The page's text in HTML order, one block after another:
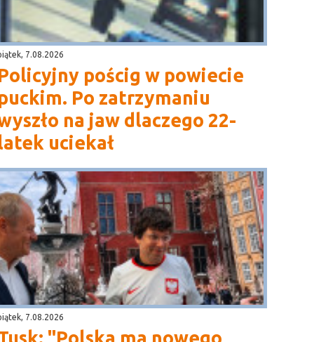
7.08.2026
pościg w powiecie
Po zatrzymaniu
na jaw dlaczego 22-
uciekał
7.08.2026
"Polska ma nowego